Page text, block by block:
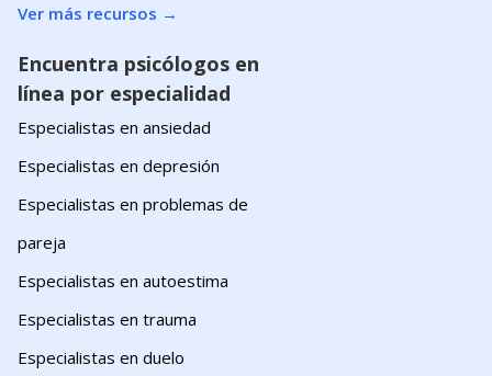
Ver más recursos →
Encuentra psicólogos en
línea por especialidad
Especialistas en ansiedad
Especialistas en depresión
Especialistas en problemas de
pareja
Especialistas en autoestima
Especialistas en trauma
Especialistas en duelo